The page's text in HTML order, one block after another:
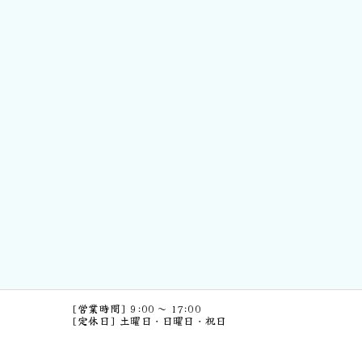
[営業時間] 9:00 ～ 17:00
[定休日] 土曜日・日曜日・祝日